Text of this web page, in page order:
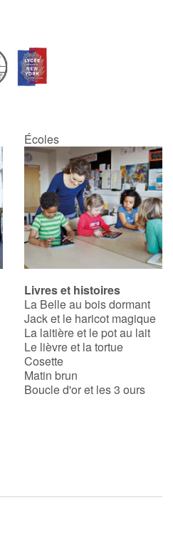
Écoles
Livres et histoires
La Belle au bois dormant
Jack et le haricot magique
La laitière et le pot au lait
Le lièvre et la tortue
Cosette
Matin brun
Boucle d'or et les 3 ours